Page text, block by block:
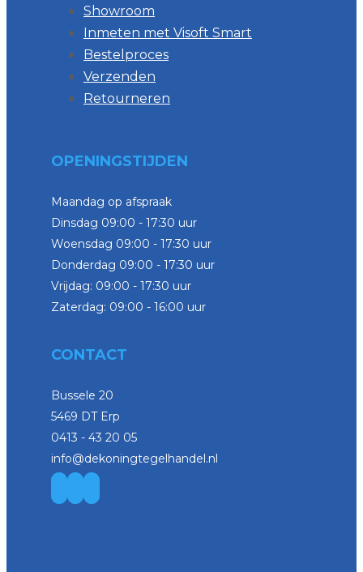
Showroom
Inmeten met Visoft Smart
Bestelproces
Verzenden
Retourneren
OPENINGSTIJDEN
Maandag op afspraak
Dinsdag 09:00 - 17:30 uur
Woensdag 09:00 - 17:30 uur
Donderdag 09:00 - 17:30 uur
Vrijdag: 09:00 - 17:30 uur
Zaterdag: 09:00 - 16:00 uur
CONTACT
Bussele 20
5469 DT Erp
0413 - 43 20 05
info@dekoningtegelhandel.nl